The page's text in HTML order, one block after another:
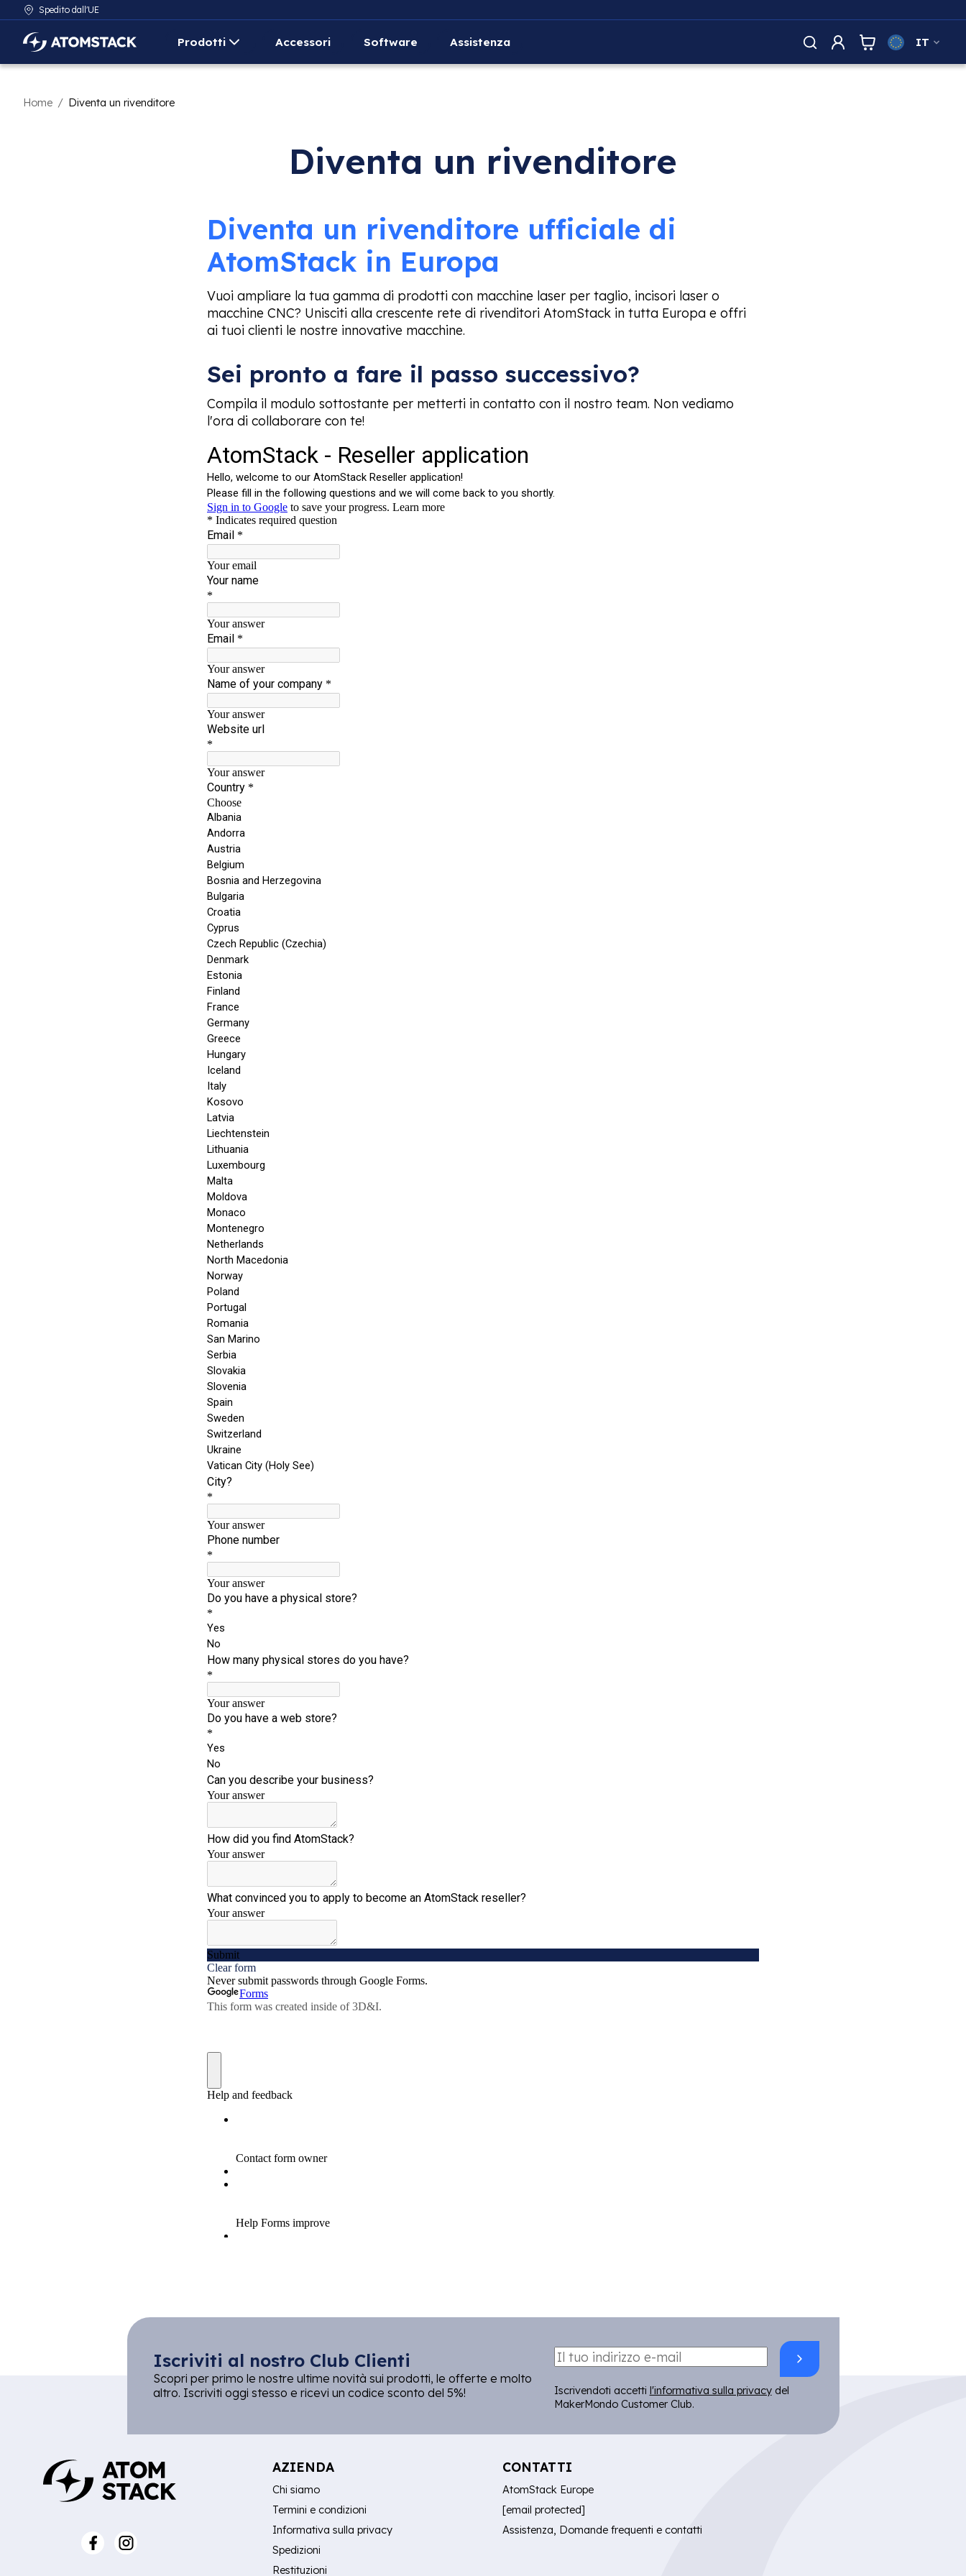
Spedito dall'UE
AtomStack Europe Prodotti Accessori Software Assistenza IT
Home / Diventa un rivenditore
Diventa un rivenditore
Diventa un rivenditore ufficiale di
AtomStack in Europa
Vuoi ampliare la tua gamma di prodotti con macchine laser per taglio, incisori laser o
macchine CNC? Unisciti alla crescente rete di rivenditori AtomStack in tutta Europa e offri
ai tuoi clienti le nostre innovative macchine.
Sei pronto a fare il passo successivo?
Compila il modulo sottostante per metterti in contatto con il nostro team. Non vediamo
l'ora di collaborare con te!
Iscriviti al nostro Club Clienti
Scopri per primo le nostre ultime novità sui prodotti, le offerte e molto
altro. Iscriviti oggi stesso e ricevi un codice sconto del 5%!
Iscrivendoti accetti l'informativa sulla privacydel
MakerMondo Customer Club.
AZIENDA
Chi siamo
Termini e condizioni
Informativa sulla privacy
Spedizioni
Restituzioni
CONTATTI
AtomStack Europe
[email protected]
Assistenza, Domande frequenti e contatti